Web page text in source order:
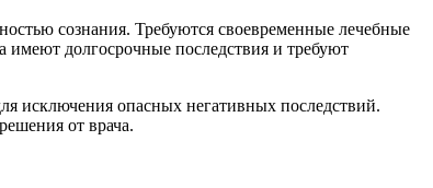
сознания. Требуются своевременные лечебные
имеют долгосрочные последствия и требуют
исключения опасных негативных последствий.
от врача.